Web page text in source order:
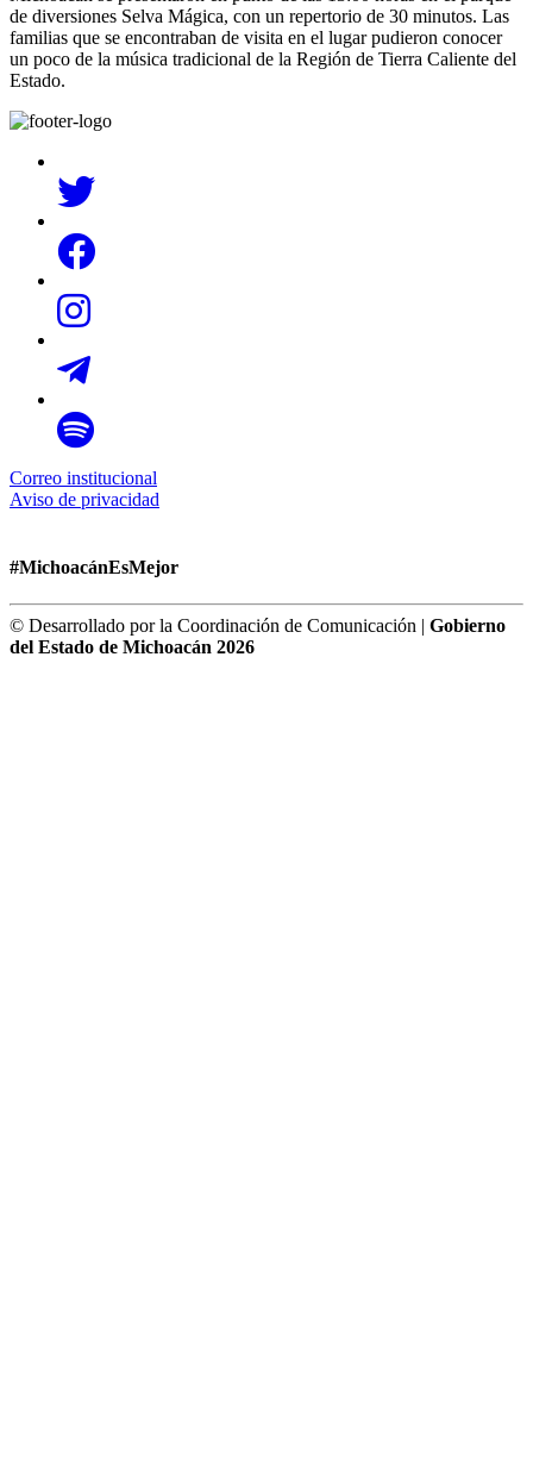
de diversiones Selva Mágica, con un repertorio de 30 minutos. Las
familias que se encontraban de visita en el lugar pudieron conocer
un poco de la música tradicional de la Región de Tierra Caliente del
Estado.
Correo institucional
Aviso de privacidad
#MichoacánEsMejor
© Desarrollado por la Coordinación de Comunicación | Gobierno
del Estado de Michoacán 2026